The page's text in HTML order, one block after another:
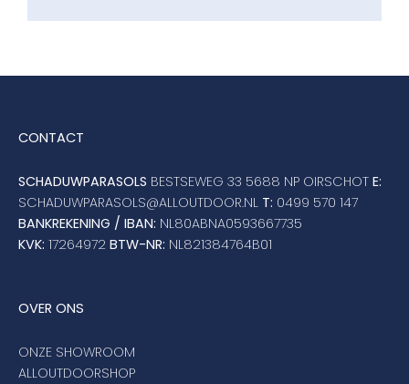
CONTACT
SCHADUWPARASOLS BESTSEWEG 33 5688 NP OIRSCHOT E:
SCHADUWPARASOLS@ALLOUTDOOR.NL T: 0499 570 147
BANKREKENING / IBAN: NL80ABNA0593667735
KVK: 17264972 BTW-NR: NL821384764B01
OVER ONS
ONZE SHOWROOM
ALLOUTDOORSHOP